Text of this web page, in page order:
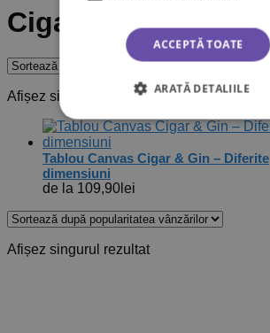
Cigar
Afișez singurul rezultat
Tablou Canvas Cigar & Gin – Diferite
dimensiuni
de la 109,90 lei
Afișez singurul rezultat
ACCEPTĂ TOATE
ARATĂ DETALIILE